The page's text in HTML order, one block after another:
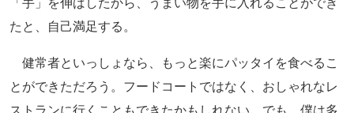
たと、自己満足する。
健常者といっしょなら、もっと楽にパッタイを食べるこ
とができただろう。フードコートではなく、おしゃれなレ
ストランに行くこともできたかもしれない。でも、僕は多